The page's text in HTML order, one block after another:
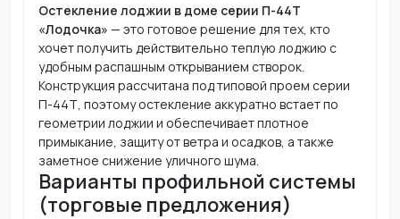
Остекление лоджии в доме серии П-44Т
«Лодочка» — это готовое решение для тех, кто
хочет получить действительно теплую лоджию с
удобным распашным открыванием створок.
Конструкция рассчитана под типовой проем серии
П-44Т, поэтому остекление аккуратно встает по
геометрии лоджии и обеспечивает плотное
примыкание, защиту от ветра и осадков, а также
заметное снижение уличного шума.
Варианты профильной системы
(торговые предложения)